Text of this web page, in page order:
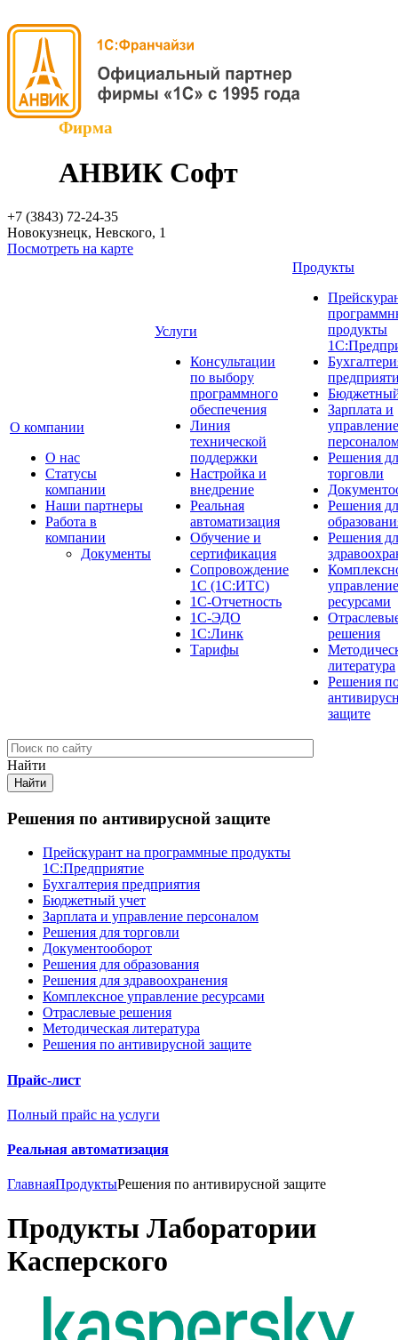
Фирма
АНВИК Софт
+7 (3843) 72-24-35
Новокузнецк, Невского, 1
Посмотреть на карте
О компании
О нас
Cтатусы
компании
Наши партнеры
Работа в
компании
Документы
Услуги
Консультации
по выбору
программного
обеспечения
Линия
технической
поддержки
Настройка и
внедрение
Реальная
автоматизация
Обучение и
сертификация
Сопровождение
1С (1С:ИТС)
1С-Отчетность
1С-ЭДО
1С:Линк
Тарифы
Продукты
продукты
Зарплата и
управление
Решения
торговли
Решения
Решения
управление
ресурсами
решения
литература
Решения
защите
Найти
Решения по антивирусной защите
Прейскурант на программные продукты
1С:Предприятие
Бухгалтерия предприятия
Бюджетный учет
Зарплата и управление персоналом
Решения для торговли
Документооборот
Решения для образования
Решения для здравоохранения
Комплексное управление ресурсами
Отраслевые решения
Методическая литература
Решения по антивирусной защите
Прайс-лист
Полный прайс на услуги
Реальная автоматизация
ГлавнаяПродуктыРешения по антивирусной защите
Продукты Лаборатории
Касперского